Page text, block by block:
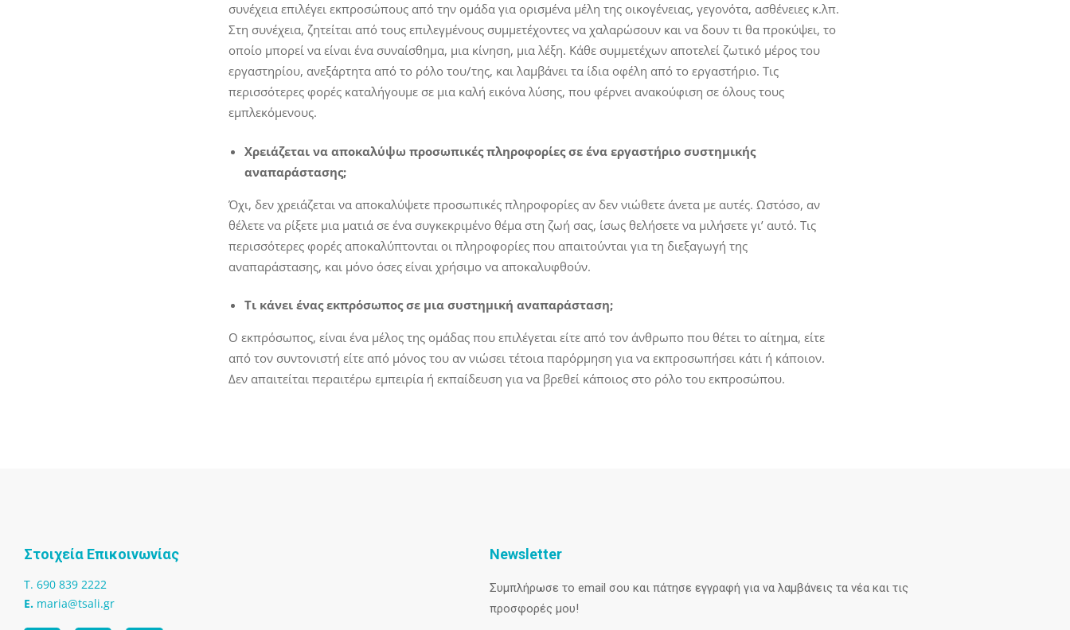
συνέχεια επιλέγει εκπροσώπους από την ομάδα για ορισμένα μέλη της οικογένειας, γεγονότα, ασθένειες κ.λπ.
Στη συνέχεια, ζητείται από τους επιλεγμένους συμμετέχοντες να χαλαρώσουν και να δουν τι θα προκύψει, το
οποίο μπορεί να είναι ένα συναίσθημα, μια κίνηση, μια λέξη. Κάθε συμμετέχων αποτελεί ζωτικό μέρος του
εργαστηρίου, ανεξάρτητα από το ρόλο του/της, και λαμβάνει τα ίδια οφέλη από το εργαστήριο. Τις
περισσότερες φορές καταλήγουμε σε μια καλή εικόνα λύσης, που φέρνει ανακούφιση σε όλους τους
εμπλεκόμενους.
Χρειάζεται να αποκαλύψω προσωπικές πληροφορίες σε ένα εργαστήριο συστημικής
αναπαράστασης;
Όχι, δεν χρειάζεται να αποκαλύψετε προσωπικές πληροφορίες αν δεν νιώθετε άνετα με αυτές. Ωστόσο, αν
θέλετε να ρίξετε μια ματιά σε ένα συγκεκριμένο θέμα στη ζωή σας, ίσως θελήσετε να μιλήσετε γι’ αυτό. Τις
περισσότερες φορές αποκαλύπτονται οι πληροφορίες που απαιτούνται για τη διεξαγωγή της
αναπαράστασης, και μόνο όσες είναι χρήσιμο να αποκαλυφθούν.
Τι κάνει ένας εκπρόσωπος σε μια συστημική αναπαράσταση;
Ο εκπρόσωπος, είναι ένα μέλος της ομάδας που επιλέγεται είτε από τον άνθρωπο που θέτει το αίτημα, είτε
από τον συντονιστή είτε από μόνος του αν νιώσει τέτοια παρόρμηση για να εκπροσωπήσει κάτι ή κάποιον.
Δεν απαιτείται περαιτέρω εμπειρία ή εκπαίδευση για να βρεθεί κάποιος στο ρόλο του εκπροσώπου.
Στοιχεία Επικοινωνίας
T. 690 839 2222
Ε. maria@tsali.gr
Newsletter
Συμπλήρωσε το email σου και πάτησε εγγραφή για να λαμβάνεις τα νέα και τις
προσφορές μου!